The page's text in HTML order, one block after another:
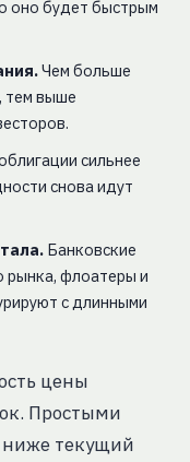
оно будет быстрым
Чем больше
тем выше
сильнее
снова идут
Банковские
флоатеры и
с длинными
цены
Простыми
текущий